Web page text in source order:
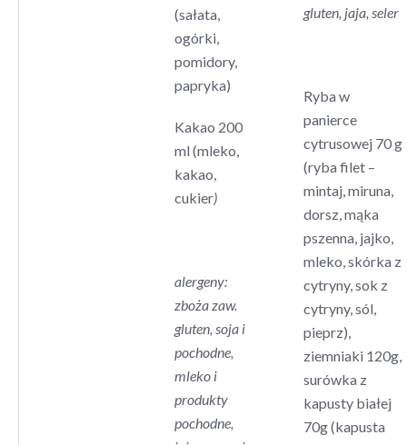
(sałata,
ogórki,
pomidory,
papryka)
Kakao 200
ml (mleko,
kakao,
cukier)
alergeny:
zboża zaw.
gluten, soja i
pochodne,
mleko i
produkty
pochodne,
gluten, jaja, seler
Ryba w
panierce
cytrusowej 70 g
(ryba filet –
mintaj, miruna,
dorsz, mąka
pszenna, jajko,
mleko, skórka z
cytryny, sok z
cytryny, sól,
pieprz),
ziemniaki 120g,
surówka z
kapusty białej
70g (kapusta